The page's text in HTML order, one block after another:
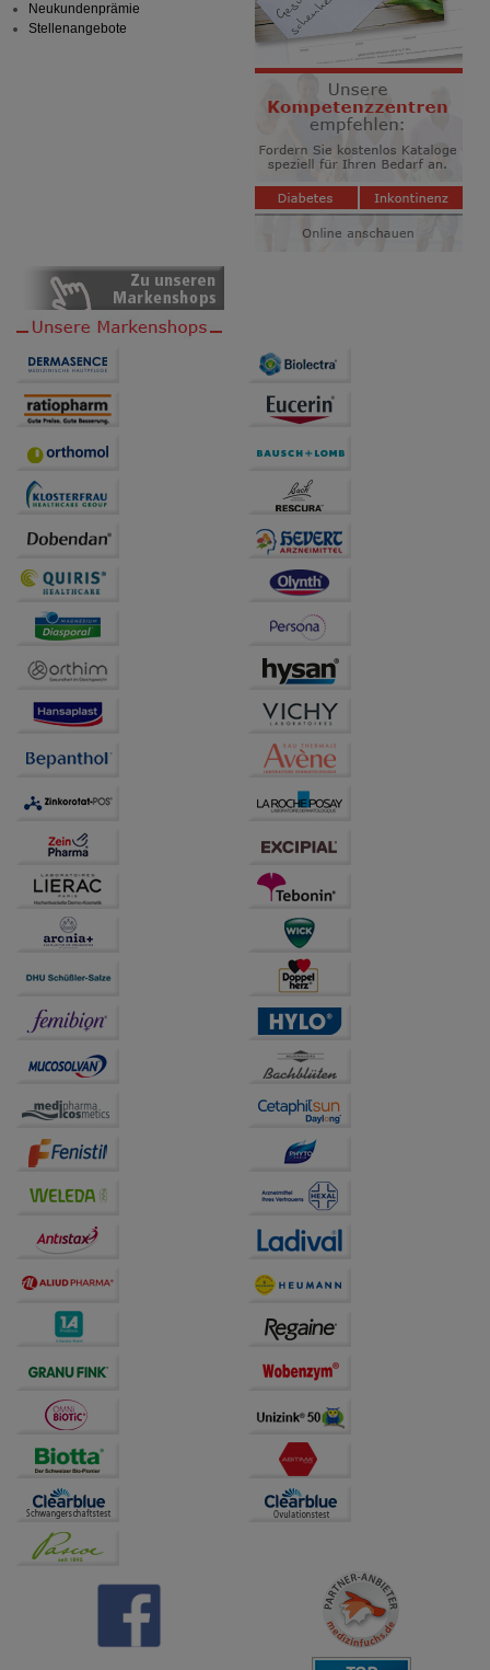
Informationen über die Art und Weise der Nutzung
unserer Website sammeln, mit deren Hilfe wir unsere
Website weiter für Sie optimieren können, den Inhalt
auf unserer Website aber auch die Werbung auf
Drittseiten möglichst relevant für Sie zu gestalten.
Bitte beachten Sie, dass Daten hierfür teilweise an
Dritte wie z.B. Google oder soziale Medien
Neukundenprämie
Stellenangebote